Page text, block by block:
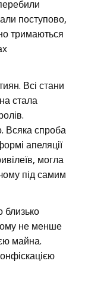
поступово,
тримаються
Всі стани
стала
Всяка спроба
апеляції
могла
під самим
близько
не менше
майна.